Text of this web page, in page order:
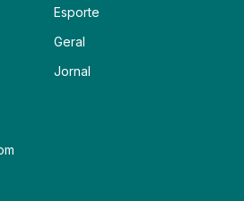
Esporte
Geral
Jornal